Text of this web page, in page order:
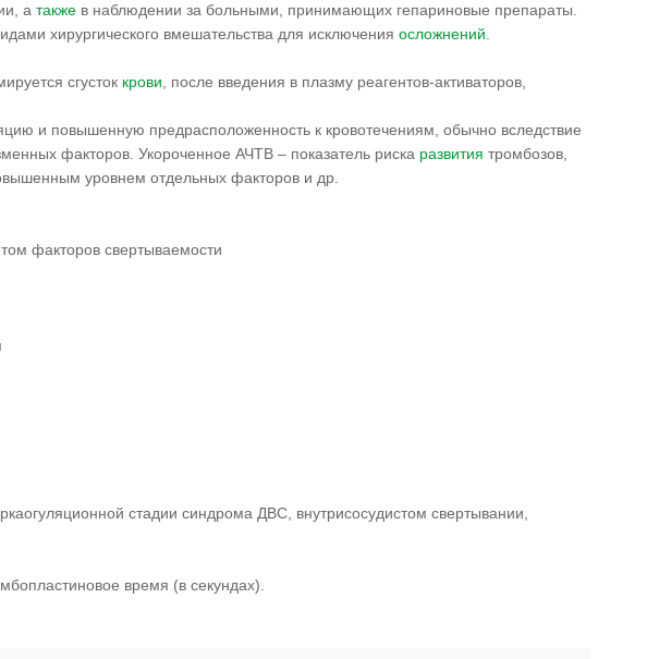
а также в наблюдении за больными, принимающих гепариновые препараты.
хирургического вмешательства для исключения осложнений
сгусток крови , после введения в плазму реагентов-активаторов,
и повышенную предрасположенность к кровотечениям, обычно вследствие
факторов. Укороченное АЧТВ – показатель риска развития тромбозов,
уровнем отдельных факторов и др.
факторов свертываемости
стадии синдрома ДВС, внутрисосудистом свертывании,
время (в секундах).